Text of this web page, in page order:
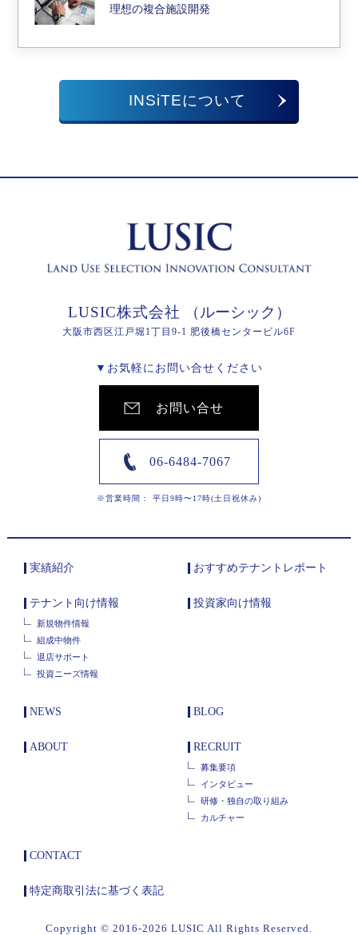
理想の複合施設開発
INSiTEについて
LUSIC株式会社 （ルーシック）
大阪市西区江戸堀1丁目9-1 肥後橋センタービル6F
▼お気軽にお問い合せください
お問い合せ
06-6484-7067
※営業時間： 平日9時〜17時(土日祝休み)
実績紹介 おすすめテナントレポート
テナント向け情報
新規物件情報
組成中物件
退店サポート
投資ニーズ情報
投資家向け情報
NEWS BLOG
ABOUT RECRUIT
募集要項
インタビュー
研修・独自の取り組み
カルチャー
CONTACT
特定商取引法に基づく表記
Copyright © 2016-2026 LUSIC All Rights Reserved.